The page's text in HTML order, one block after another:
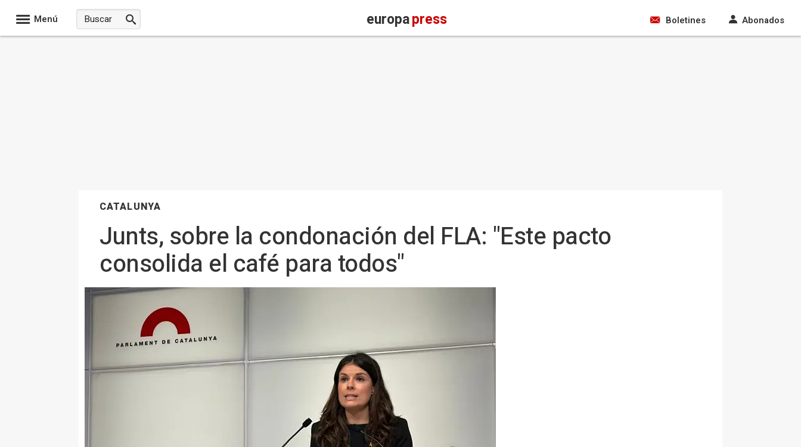
Menú europapress Boletines Abonados
CATALUNYA
Junts, sobre la condonación del FLA: "Este pacto
consolida el café para todos"